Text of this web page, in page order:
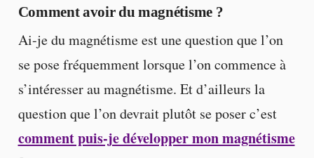
Comment avoir du magnétisme ?
Ai-je du magnétisme est une question que l’on
se pose fréquemment lorsque l’on commence à
s’intéresser au magnétisme. Et d’ailleurs la
question que l’on devrait plutôt se poser c’est
comment puis-je développer mon magnétisme